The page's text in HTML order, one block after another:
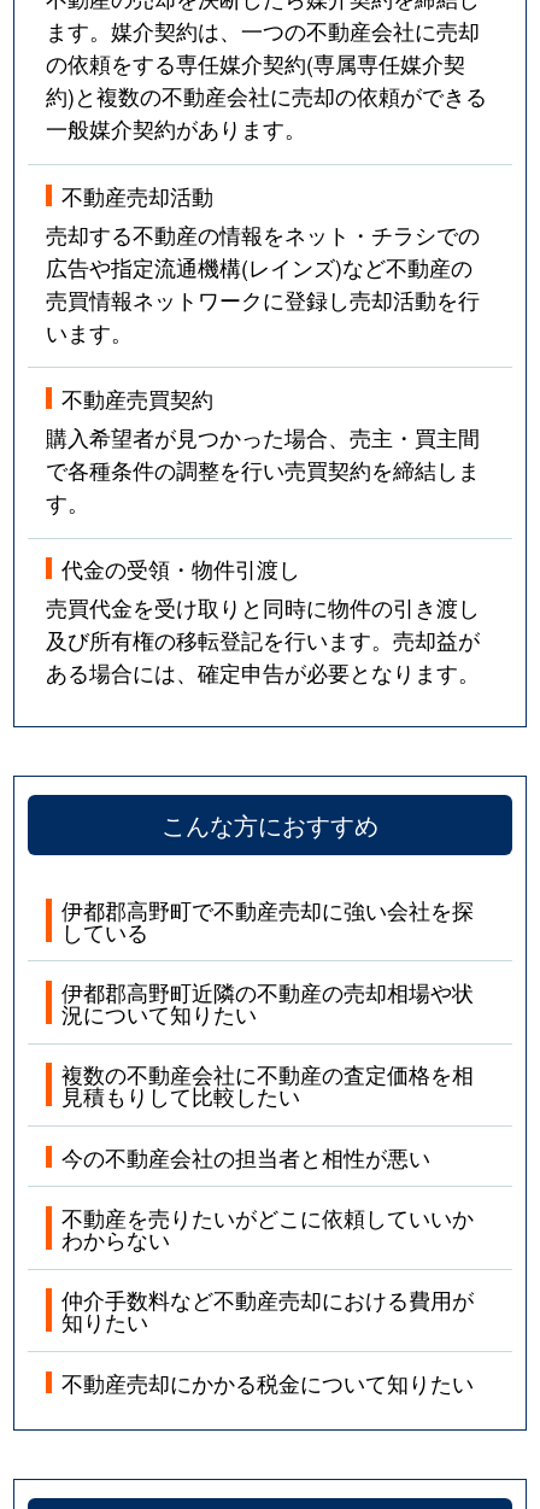
ます。媒介契約は、一つの不動産会社に売却
の依頼をする専任媒介契約(専属専任媒介契
約)と複数の不動産会社に売却の依頼ができる
一般媒介契約があります。
不動産売却活動
売却する不動産の情報をネット・チラシでの
広告や指定流通機構(レインズ)など不動産の
売買情報ネットワークに登録し売却活動を行
います。
不動産売買契約
購入希望者が見つかった場合、売主・買主間
で各種条件の調整を行い売買契約を締結しま
す。
代金の受領・物件引渡し
売買代金を受け取りと同時に物件の引き渡し
及び所有権の移転登記を行います。売却益が
ある場合には、確定申告が必要となります。
こんな方におすすめ
伊都郡高野町で不動産売却に強い会社を探
している
伊都郡高野町近隣の不動産の売却相場や状
況について知りたい
複数の不動産会社に不動産の査定価格を相
見積もりして比較したい
今の不動産会社の担当者と相性が悪い
不動産を売りたいがどこに依頼していいか
わからない
仲介手数料など不動産売却における費用が
知りたい
不動産売却にかかる税金について知りたい